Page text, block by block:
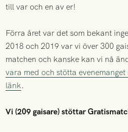
till var och en av er!
Förra året var det som bekant
2018 och 2019 var vi över 300
matchen och kanske kan vi nå
vara med och stötta
länk.
Vi (209 gaisare) stöttar